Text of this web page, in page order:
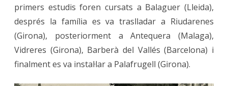
primers estudis foren cursats a Balaguer (Lleida),
després la família es va traslladar a Riudarenes
(Girona), posteriorment a Antequera (Malaga),
Vidreres (Girona), Barberà del Vallés (Barcelona) i
finalment es va instal·lar a Palafrugell (Girona).